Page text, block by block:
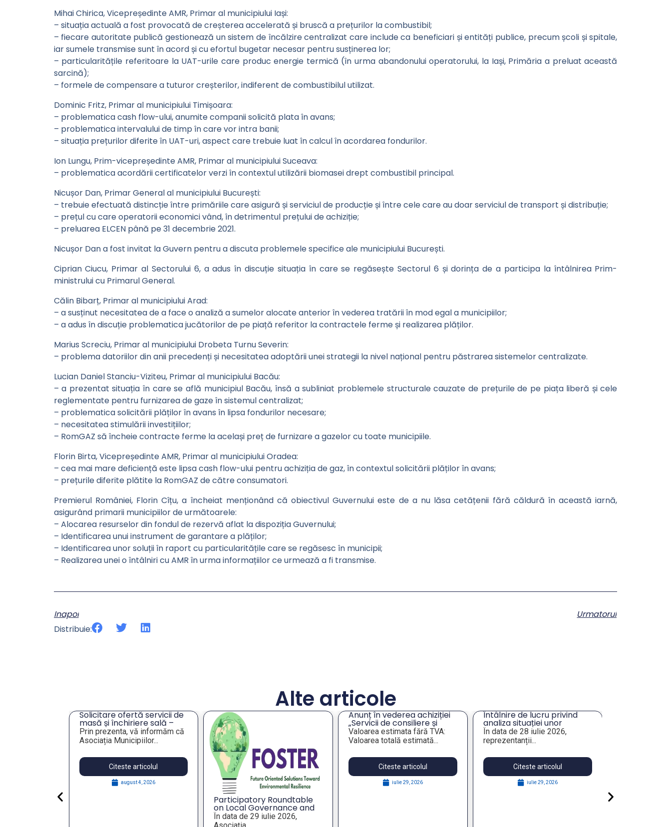
Mihai Chirica, Vicepreședinte AMR, Primar al municipiului Iași:
– situația actuală a fost provocată de creșterea accelerată și bruscă a prețurilor la combustibil;
– fiecare autoritate publică gestionează un sistem de încălzire centralizat care include ca beneficiari și entități publice, precum școli și spitale,
iar sumele transmise sunt în acord și cu efortul bugetar necesar pentru susținerea lor;
– particularitățile referitoare la UAT-urile care produc energie termică (în urma abandonului operatorului, la Iași, Primăria a preluat această
sarcină);
– formele de compensare a tuturor creșterilor, indiferent de combustibilul utilizat.
Dominic Fritz, Primar al municipiului Timișoara:
– problematica cash flow-ului, anumite companii solicită plata în avans;
– problematica intervalului de timp în care vor intra banii;
– situația prețurilor diferite în UAT-uri, aspect care trebuie luat în calcul în acordarea fondurilor.
Ion Lungu, Prim-vicepreședinte AMR, Primar al municipiului Suceava:
– problematica acordării certificatelor verzi în contextul utilizării biomasei drept combustibil principal.
Nicușor Dan, Primar General al municipiului București:
– trebuie efectuată distincție între primăriile care asigură și serviciul de producție și între cele care au doar serviciul de transport și distribuție;
– prețul cu care operatorii economici vând, în detrimentul prețului de achiziție;
– preluarea ELCEN până pe 31 decembrie 2021.
Nicușor Dan a fost invitat la Guvern pentru a discuta problemele specifice ale municipiului București.
Ciprian Ciucu, Primar al Sectorului 6, a adus în discuție situația în care se regăsește Sectorul 6 și dorința de a participa la întâlnirea Prim-
ministrului cu Primarul General.
Călin Bibarț, Primar al municipiului Arad:
– a susținut necesitatea de a face o analiză a sumelor alocate anterior în vederea tratării în mod egal a municipiilor;
– a adus în discuție problematica jucătorilor de pe piață referitor la contractele ferme și realizarea plăților.
Marius Screciu, Primar al municipiului Drobeta Turnu Severin:
– problema datoriilor din anii precedenți și necesitatea adoptării unei strategii la nivel național pentru păstrarea sistemelor centralizate.
Lucian Daniel Stanciu-Viziteu, Primar al municipiului Bacău:
– a prezentat situația în care se află municipiul Bacău, însă a subliniat problemele structurale cauzate de prețurile de pe piața liberă și cele
reglementate pentru furnizarea de gaze în sistemul centralizat;
– problematica solicitării plăților în avans în lipsa fondurilor necesare;
– necesitatea stimulării investițiilor;
– RomGAZ să încheie contracte ferme la același preț de furnizare a gazelor cu toate municipiile.
Florin Birta, Vicepreședinte AMR, Primar al municipiului Oradea:
– cea mai mare deficiență este lipsa cash flow-ului pentru achiziția de gaz, în contextul solicitării plăților în avans;
– prețurile diferite plătite la RomGAZ de către consumatori.
Premierul României, Florin Cîțu, a încheiat menționând că obiectivul Guvernului este de a nu lăsa cetățenii fără căldură în această iarnă,
asigurând primarii municipiilor de următoarele:
– Alocarea resurselor din fondul de rezervă aflat la dispoziția Guvernului;
– Identificarea unui instrument de garantare a plăților;
– Identificarea unor soluții în raport cu particularitățile care se regăsesc în municipii;
– Realizarea unei o întâlniri cu AMR în urma informațiilor ce urmează a fi transmise.
Inapoi
Urmatorul
Distribuie:
Alte articole
Solicitare ofertă servicii de
masă și închiriere sală –
Tulcea
Prin prezenta, vă informăm că
Asociația Municipiilor...
Citeste articolul
august 4, 2026
Participatory Roundtable
on Local Governance and
Strategic Foresight for
Resilient Public Policies,
În data de 29 iulie 2026,
Anunț în vederea achiziției
„Servicii de consiliere și
orientare profesională a
angajaților din companiile
publice municipale”
Valoarea estimata fără TVA:
Valoarea totală estimată...
Citeste articolul
iulie 29, 2026
Întâlnire de lucru privind
analiza situației unor
imobile de interes pentru
administrația publică
locală
În data de 28 iulie 2026,
reprezentanții...
Citeste articolul
iulie 29, 2026